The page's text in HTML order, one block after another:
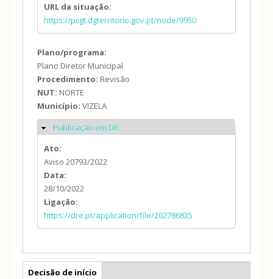
URL da situação:
https://pcgt.dgterritorio.gov.pt/node/9950
Plano/programa:
Plano Diretor Municipal
Procedimento: Revisão
NUT: NORTE
Município:VIZELA
Ocultar
Publicação em DR
Ato:
Aviso 20793/2022
Data:
28/10/2022
Ligação:
https://dre.pt/application/file/202786825
PDM
Decisão de início